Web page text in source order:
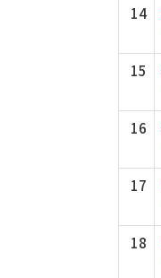
14
15
16
17
18